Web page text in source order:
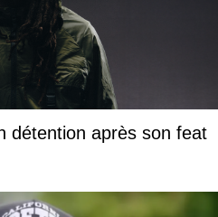
détention après son feat